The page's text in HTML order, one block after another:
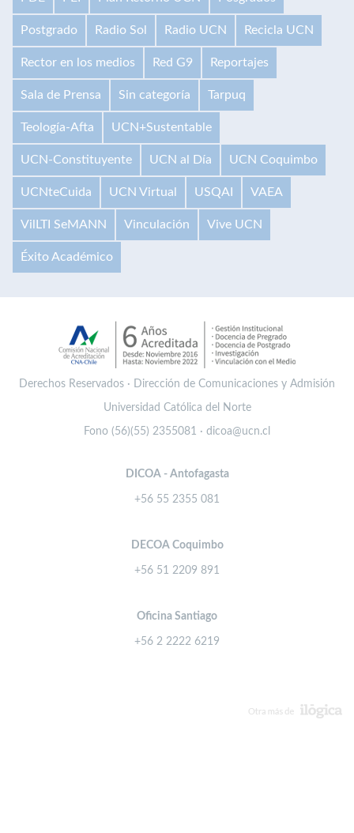
Postgrado Radio Sol Radio UCN Recicla UCN
Rector en los medios Red G9 Reportajes
Sala de Prensa Sin categoría Tarpuq
Teología-Afta UCN+Sustentable
UCN-Constituyente UCN al Día UCN Coquimbo
UCNteCuida UCN Virtual USQAI VAEA
VilLTI SeMANN Vinculación Vive UCN
Éxito Académico
Derechos Reservados · Dirección de Comunicaciones y Admisión
Universidad Católica del Norte
Fono (56)(55) 2355081 · dicoa@ucn.cl
DICOA - Antofagasta
+56 55 2355 081
DECOA Coquimbo
+56 51 2209 891
Oficina Santiago
+56 2 2222 6219